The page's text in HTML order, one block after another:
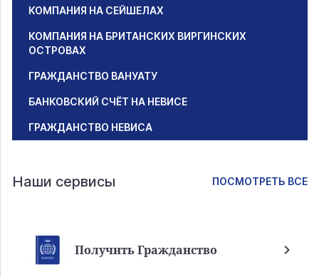
КОМПАНИЯ НА СЕЙШЕЛАХ
КОМПАНИЯ НА БРИТАНСКИХ ВИРГИНСКИХ
ОСТРОВАХ
ГРАЖДАНСТВО ВАНУАТУ
БАНКОВСКИЙ СЧЁТ НА НЕВИСЕ
ГРАЖДАНСТВО НЕВИСА
Наши сервисы ПОСМОТРЕТЬ ВСЕ
Получить Гражданство